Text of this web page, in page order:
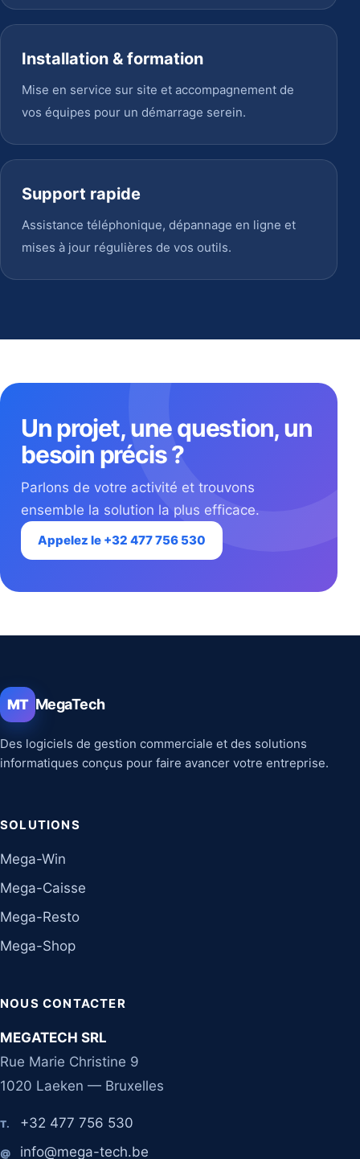
Installation & formation
Mise en service sur site et accompagnement de
vos équipes pour un démarrage serein.
Support rapide
Assistance téléphonique, dépannage en ligne et
mises à jour régulières de vos outils.
Un projet, une question, un
besoin précis ?
Parlons de votre activité et trouvons
ensemble la solution la plus efficace.
Appelez le +32 477 756 530
MT MegaTech
Des logiciels de gestion commerciale et des solutions
informatiques conçus pour faire avancer votre entreprise.
SOLUTIONS
Mega-Win
Mega-Caisse
Mega-Resto
Mega-Shop
NOUS CONTACTER
MEGATECH SRL
Rue Marie Christine 9
1020 Laeken — Bruxelles
T. +32 477 756 530
@ info@mega-tech.be